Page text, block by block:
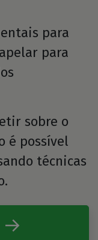
para
para
sobre o
é possível
técnicas
→